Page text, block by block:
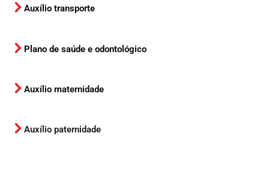
Auxílio transporte
Plano de saúde e odontológico
Auxílio maternidade
Auxílio paternidade